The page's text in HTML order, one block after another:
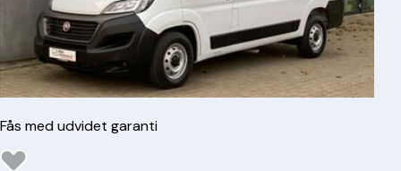
Fås med udvidet garanti